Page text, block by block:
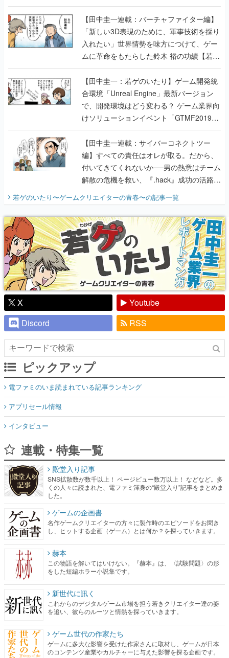
【若ゲのいたり最終回】
【田中圭一連載：バーチャファイター編】
「新しい3D表現のために、軍事技術を採り
入れたい」世界情勢を味方につけて、ゲー
ムに革命をもたらした鈴木 裕の功績【若ゲ
のいたり】
【田中圭一：若ゲのいたり】ゲーム開発統
合環境「Unreal Engine」最新バージョン
で、開発環境はどう変わる？ ゲーム業界向
けソリューションイベント「GTMF2019」
に行って、より理解を深めよう【PR】
【田中圭一連載：サイバーコネクトツー
編】すべての責任はオレが取る。だから、
付いてきてくれないか──男の熱意はチーム
解散の危機を救い、『.hack』成功の活路を
『少年ジャンプ』色だった【若ゲのいた
り】
若ゲのいたり〜ゲームクリエイターの青春〜の記事一覧
X
Youtube
Discord
RSS
ピックアップ
電ファミのいま読まれている記事ランキング
アプリセール情報
インタビュー
連載・特集一覧
殿堂入り記事
SNS拡散数が数千以上！ ページビュー数万以上！ などなど。多
くの人々に読まれた、電ファミ渾身の“殿堂入り”記事をまとめま
した。
ゲームの企画書
名作ゲームクリエイターの方々に製作時のエピソードをお聞き
し、ヒットする企画（ゲーム）とは何か？を探っていきます。
赫本
この物語を解いてはいけない。『赫本』は、〈試験問題〉の形
をした短編ホラー小説集です。
新世代に訊く
これからのデジタルゲーム市場を担う若きクリエイター達の姿
を追い、彼らのルーツと情熱を探っていきます。
ゲーム世代の作家たち
ゲームに多大な影響を受けた作家さんに取材し、ゲームが日本
のコンテンツ産業やカルチャーに与えた影響を探る企画です。